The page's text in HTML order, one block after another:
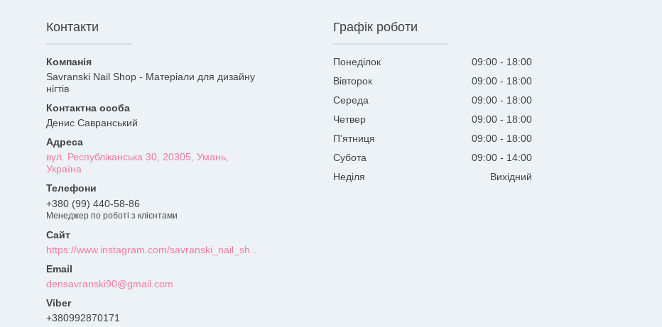
Контакти
Savranski Nail Shop - Матеріали для дизайну
нігтів
Денис Савранський
вул. Республіканська 30, 20305, Умань,
Україна
+380 (99) 440-58-86
Менеджер по роботі з клієнтами
densavranski90@gmail.com
+380992870171
Графік роботи
Понеділок 09:00
18:00
Вівторок
09:00
18:00
Середа
09:00
18:00
Четвер
09:00
18:00
Пʼятниця
09:00
18:00
Субота
09:00
14:00
Неділя
Вихідний